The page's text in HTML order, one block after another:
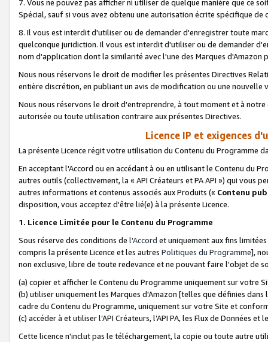
7. Vous ne pouvez pas afficher ni utiliser de quelque manière que ce
Spécial, sauf si vous avez obtenu une autorisation écrite spécifique de
8. Il vous est interdit d'utiliser ou de demander d'enregistrer toute
quelconque juridiction. Il vous est interdit d'utiliser ou de demander
nom d'application dont la similarité avec l'une des Marques
Nous nous réservons le droit de modifier les présentes Directives
entière discrétion, en publiant un avis de modification ou une nouvelle
Nous nous réservons le droit d'entreprendre, à tout moment et à
autorisée ou toute utilisation contraire aux présentes Directives.
Licence IP et exigences
La présente Licence régit votre utilisation du Contenu du Programme
En acceptant l'Accord ou en accédant à ou en utilisant le Contenu du
autres outils (collectivement, la « API Créateurs et PA API ») qui vous
autres informations et contenus associés aux Produits (« Contenu
disposition, vous acceptez d'être lié(e) à la présente Licence.
1. Licence Limitée pour le Contenu du Programme
Sous réserve des conditions de l'Accord et uniquement aux fins
compris la présente Licence et les autres Politiques du Programme],
non exclusive, libre de toute redevance et ne pouvant faire l'objet de
(a) copier et afficher le Contenu du Programme uniquement sur votre
(b) utiliser uniquement les Marques d'Amazon [telles que définies dans
cadre du Contenu du Programme, uniquement sur votre Site et
(c) accéder à et utiliser l’API Créateurs, l’API PA, les Flux de Données
Cette licence n'inclut pas le téléchargement, la copie ou toute autre